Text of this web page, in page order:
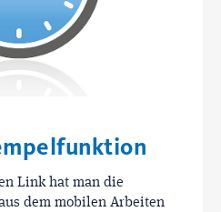
Link hat man die
dem mobilen Arbeiten